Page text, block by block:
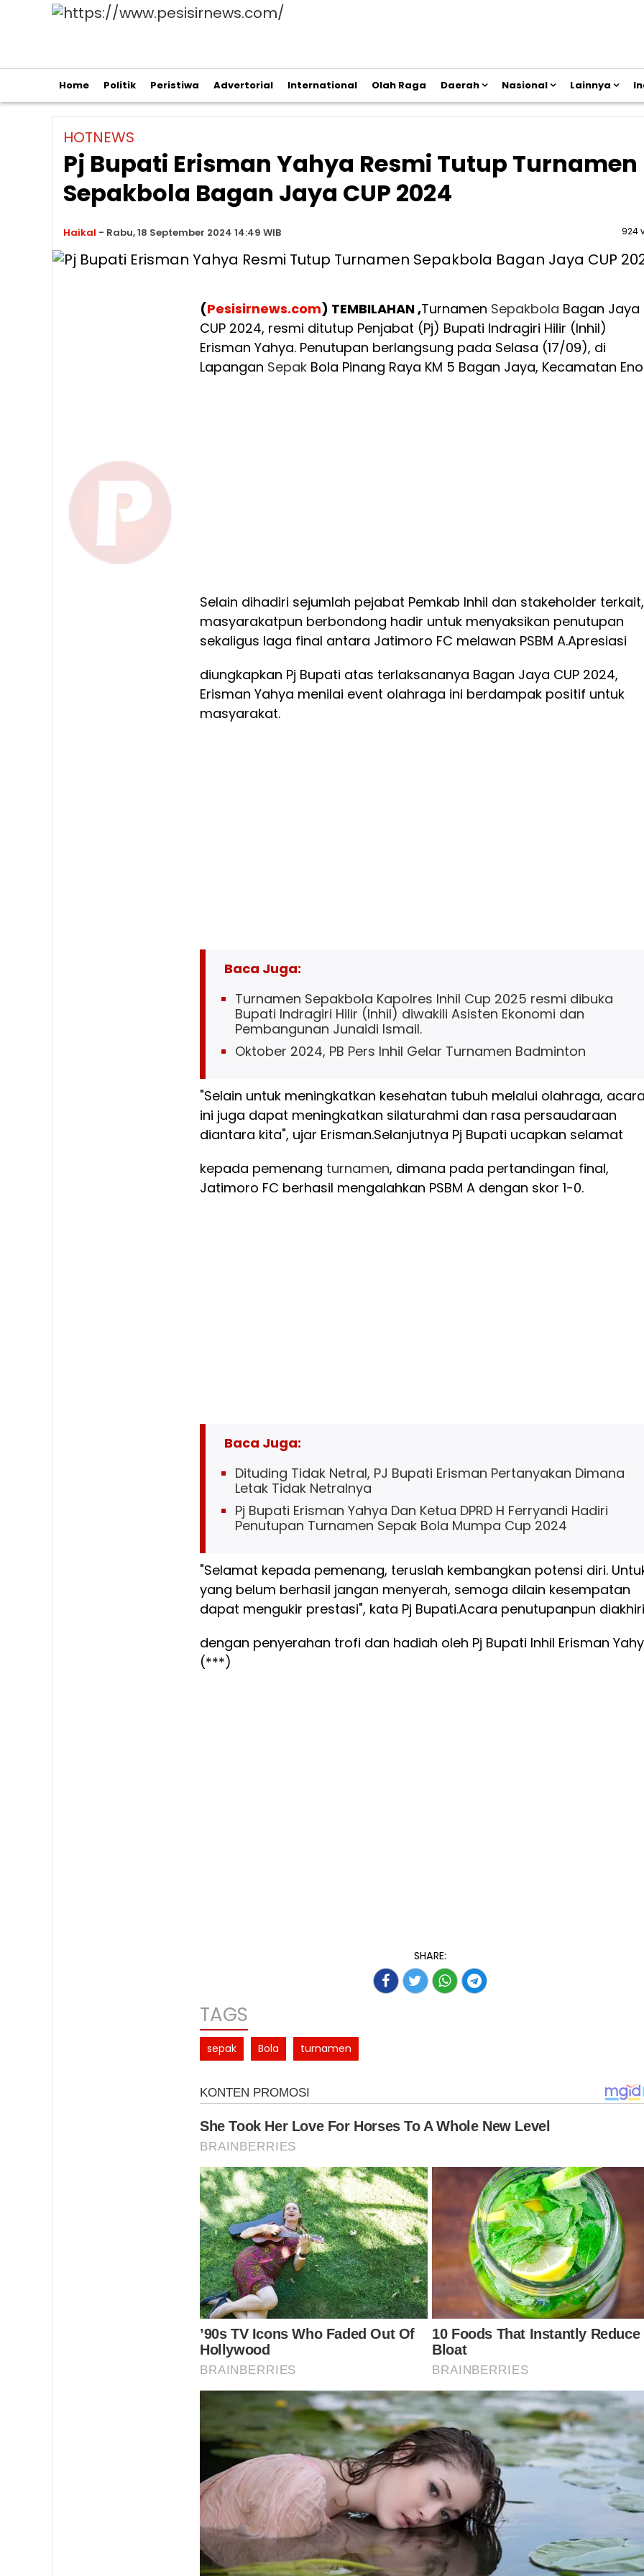
Home Politik Peristiwa Advertorial International Olah Raga Daerah Nasional Lainnya
HOTNEWS
Pj Bupati Erisman Yahya Resmi Tutup Turnamen
Sepakbola Bagan Jaya CUP 2024
Haikal - Rabu, 18 September 2024 14:49 WIB 924
(Pesisirnews.com) TEMBILAHAN ,Turnamen Sepakbola Bagan Jaya
CUP 2024, resmi ditutup Penjabat (Pj) Bupati Indragiri Hilir (Inhil)
Erisman Yahya. Penutupan berlangsung pada Selasa (17/09), di
Lapangan Sepak Bola Pinang Raya KM 5 Bagan Jaya, Kecamatan
Selain dihadiri sejumlah pejabat Pemkab Inhil dan stakeholder terkait,
masyarakatpun berbondong hadir untuk menyaksikan penutupan
sekaligus laga final antara Jatimoro FC melawan PSBM A.Apresiasi
diungkapkan Pj Bupati atas terlaksananya Bagan Jaya CUP 2024,
Erisman Yahya menilai event olahraga ini berdampak positif untuk
masyarakat.
Baca Juga:
Turnamen Sepakbola Kapolres Inhil Cup 2025 resmi dibuka
Bupati Indragiri Hilir (Inhil) diwakili Asisten Ekonomi dan
Pembangunan Junaidi Ismail.
Oktober 2024, PB Pers Inhil Gelar Turnamen Badminton
"Selain untuk meningkatkan kesehatan tubuh melalui olahraga,
ini juga dapat meningkatkan silaturahmi dan rasa persaudaraan
diantara kita", ujar Erisman.Selanjutnya Pj Bupati ucapkan selamat
kepada pemenang turnamen, dimana pada pertandingan final,
Jatimoro FC berhasil mengalahkan PSBM A dengan skor 1-0.
Baca Juga:
Dituding Tidak Netral, PJ Bupati Erisman Pertanyakan Dimana
Letak Tidak Netralnya
Pj Bupati Erisman Yahya Dan Ketua DPRD H Ferryandi Hadiri
Penutupan Turnamen Sepak Bola Mumpa Cup 2024
"Selamat kepada pemenang, teruslah kembangkan potensi diri.
yang belum berhasil jangan menyerah, semoga dilain kesempatan
dapat mengukir prestasi", kata Pj Bupati.Acara penutupanpun diakhiri
dengan penyerahan trofi dan hadiah oleh Pj Bupati Inhil Erisman
(***)
SHARE:
TAGS
sepak Bola turnamen